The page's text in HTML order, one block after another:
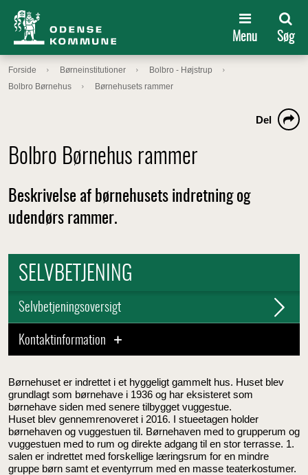
Menu Søg
Forside Børneinstitutioner
Bolbro - Højstrup
Bolbro Børnehus
Børnehusets rammer
Bolbro Børnehus rammer
Del
Beskrivelse af børnehusets indretning og
udendørs rammer.
SELVBETJENING
Selvbetjeningsoversigt
Kontaktinformation
Børnehuset er indrettet i et hyggeligt gammelt hus. Huset blev
grundlagt som børnehave i 1936 og har eksisteret som
børnehave siden med senere tilbygget vuggestue.
Huset blev gennemrenoveret i 2016. I stueetagen holder
børnehaven og vuggestuen til. Børnehaven med to grupperum og
vuggestuen med to rum og direkte adgang til en stor terrasse. 1.
salen er indrettet med forskellige læringsrum for en mindre
gruppe børn samt et eventyrrum med en masse teaterkostumer.